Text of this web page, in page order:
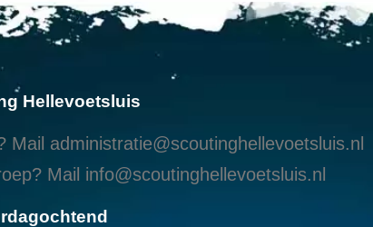
Hellevoetsluis
Mail administratie@scoutinghellevoetsluis.nl
Mail info@scoutinghellevoetsluis.nl